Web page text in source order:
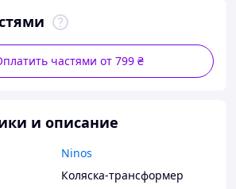
частями от 799 ₴
и описание
Ninos
Коляска-трансформер